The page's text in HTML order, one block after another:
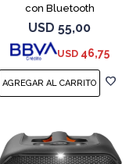
con Bluetooth
USD 55,00
USD 46,75